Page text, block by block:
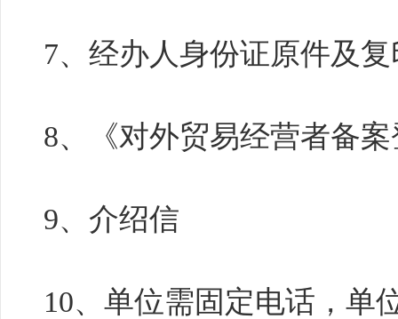
7、经办人身份证原件及
8、《对外贸易经营者备
9、介绍信
10、单位需固定电话，单